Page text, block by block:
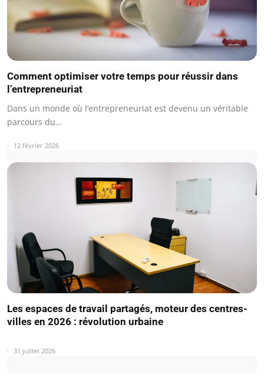
Comment optimiser votre temps pour réussir dans
l’entrepreneuriat
Dans un monde où l’entrepreneuriat est devenu un véritable
parcours du…
12 février 2026
Les espaces de travail partagés, moteur des centres-
villes en 2026 : révolution urbaine
31 juillet 2026